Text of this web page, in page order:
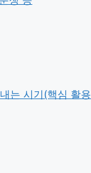
는 시기(핵심 활용